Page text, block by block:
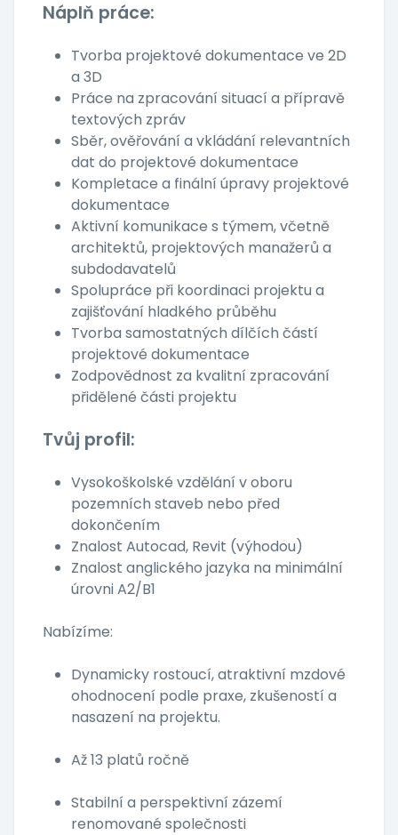
Náplň práce:
Tvorba projektové dokumentace ve 2D
a 3D
Práce na zpracování situací a přípravě
textových zpráv
Sběr, ověřování a vkládání relevantních
dat do projektové dokumentace
Kompletace a finální úpravy projektové
dokumentace
Aktivní komunikace s týmem, včetně
architektů, projektových manažerů a
subdodavatelů
Spolupráce při koordinaci projektu a
zajišťování hladkého průběhu
Tvorba samostatných dílčích částí
projektové dokumentace
Zodpovědnost za kvalitní zpracování
přidělené části projektu
Tvůj profil:
Vysokoškolské vzdělání v oboru
pozemních staveb nebo před
dokončením
Znalost Autocad, Revit (výhodou)
Znalost anglického jazyka na minimální
úrovni A2/B1
Nabízíme:
Dynamicky rostoucí, atraktivní mzdové
ohodnocení podle praxe, zkušeností a
nasazení na projektu.
Až 13 platů ročně
Stabilní a perspektivní zázemí
renomované společnosti